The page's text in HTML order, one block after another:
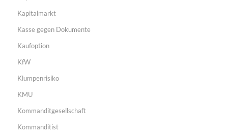
Kapitalmarkt
Kasse gegen Dokumente
Kaufoption
KfW
Klumpenrisiko
KMU
Kommanditgesellschaft
Kommanditist